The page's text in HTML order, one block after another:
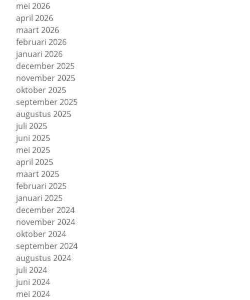
mei 2026
april 2026
maart 2026
februari 2026
januari 2026
december 2025
november 2025
oktober 2025
september 2025
augustus 2025
juli 2025
juni 2025
mei 2025
april 2025
maart 2025
februari 2025
januari 2025
december 2024
november 2024
oktober 2024
september 2024
augustus 2024
juli 2024
juni 2024
mei 2024